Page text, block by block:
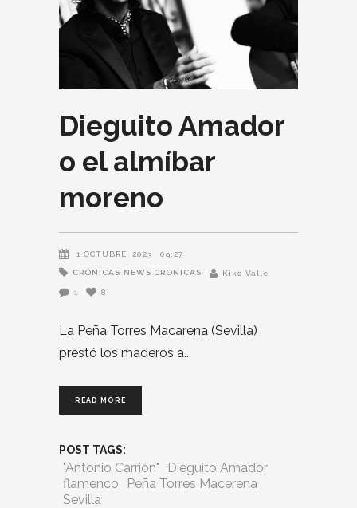
Dieguito Amador
o el almíbar
moreno
1 OCTUBRE, 2023 09:27
CRÓNICAS NEWS CRONICAS Kiko Valle
1 8
La Peña Torres Macarena (Sevilla)
prestó los maderos a
READ MORE
POST TAGS:
"Antonio Carrión"
Dieguito Amador
flamenco
Peña Torres Macerena
Sevilla